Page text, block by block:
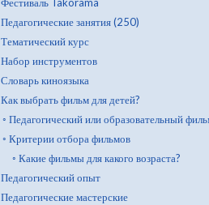
Педагогические занятия (250)
Тематический курс
Набор инструментов
Словарь киноязыка
Как выбрать фильм для детей?
◦ Педагогический или образовательный
◦ Критерии отбора фильмов
◦ Какие фильмы для какого возраста?
Педагогический опыт
Педагогические мастерские